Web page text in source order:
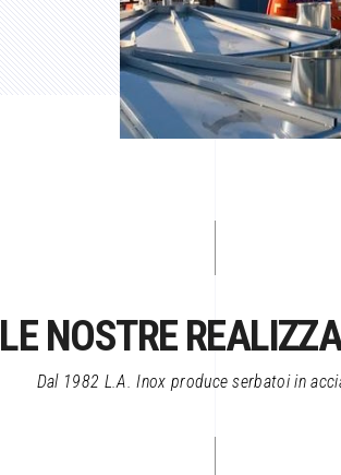
LE NOSTRE
Dal 1982 L.A. Inox produce serbatoi in